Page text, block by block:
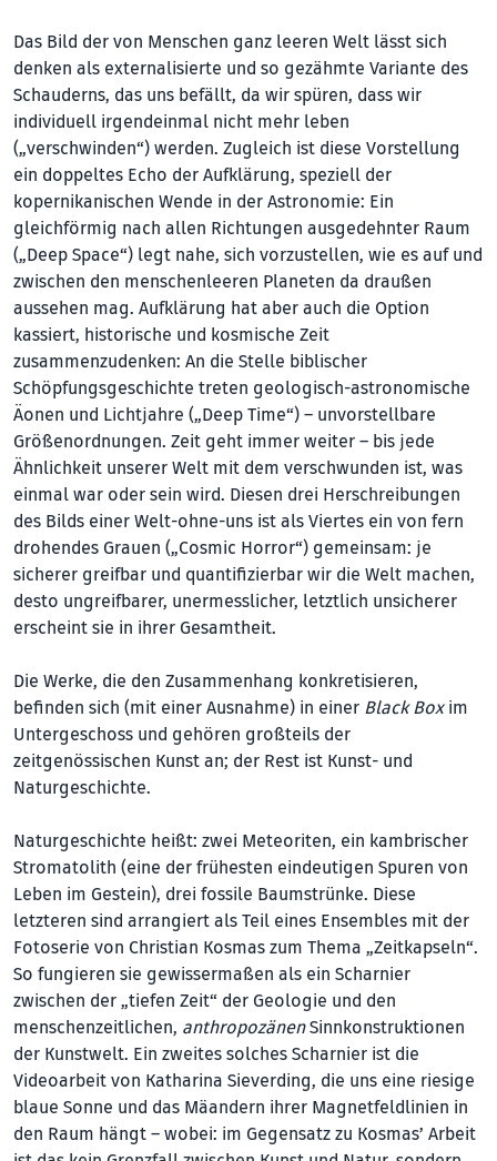
Das Bild der von Menschen ganz leeren Welt lässt sich
denken als externalisierte und so gezähmte Variante des
Schauderns, das uns befällt, da wir spüren, dass wir
individuell irgendeinmal nicht mehr leben
(„verschwinden“) werden. Zugleich ist diese Vorstellung
ein doppeltes Echo der Aufklärung, speziell der
kopernikanischen Wen­de in der Astronomie: Ein
gleichförmig nach allen Richtungen ausgedehnter Raum
(„Deep Space“) legt nahe, sich vorzustellen, wie es auf und
zwischen den menschenleeren Planeten da draußen
aussehen mag. Aufklärung hat aber auch die Option
kassiert, historische und kosmische Zeit
zusammenzudenken: An die Stelle biblischer
Schöpfungsgeschichte treten geologisch-astronomische
Äonen und Lichtjahre („Deep Time“) – unvorstellbare
Größenordnungen. Zeit geht immer weiter – bis jede
Ähnlichkeit unserer Welt mit dem verschwunden ist, was
einmal war oder sein wird. Diesen drei Herschreibungen
des Bilds einer Welt-ohne-uns ist als Viertes ein von fern
drohendes Grauen („Cosmic Horror“) gemeinsam: je
sicherer greifbar und quantifizierbar wir die Welt machen,
desto ungreifbarer, unermesslicher, letztlich unsicherer
erscheint sie in ihrer Gesamtheit.
Die Werke, die den Zusammenhang konkretisieren,
befinden sich (mit einer Ausnahme) in einer Black Boxim
Untergeschoss und gehören großteils der
zeitgenössischen Kunst an; der Rest ist Kunst- und
Naturgeschichte.
Naturgeschichte heißt: zwei Meteoriten, ein kambrischer
Stromatolith (eine der frühesten eindeutigen Spuren von
Leben im Gestein), drei fossile Baumstrünke. Diese
letzteren sind arrangiert als Teil eines Ensembles mit der
Fotoserie von Christian Kosmas zum Thema „Zeitkapseln“.
So fungieren sie gewissermaßen als ein Scharnier
zwischen der „tiefen Zeit“ der Geologie und den
menschenzeitlichen, anthropozänenSinnkonstruktionen
der Kunstwelt. Ein zweites solches Scharnier ist die
Videoarbeit von Katharina Sieverding, die uns eine riesige
blaue Sonne und das Mäandern ihrer Magnetfeldlinien in
den Raum hängt – wobei: im Gegensatz zu Kosmas’ Arbeit